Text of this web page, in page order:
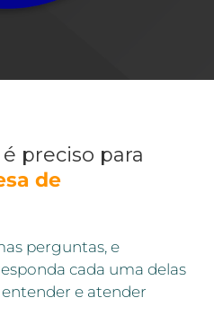
preciso para
de
perguntas, e
cada uma delas
e atender